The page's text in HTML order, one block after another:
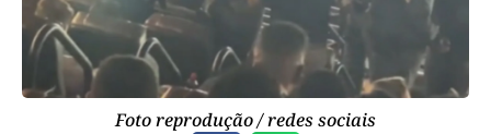
Foto reprodução / redes sociais